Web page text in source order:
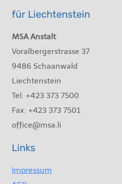
für Liechtenstein
MSA Anstalt
Voralbergerstrasse 37
9486 Schaanwald
Liechtenstein
Tel: +423 373 7500
Fax: +423 373 7501
office@msa.li
Links
Impressum